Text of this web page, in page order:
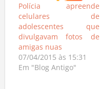
Polícia apreende
celulares de
adolescentes que
divulgavam fotos de
amigas nuas
07/04/2015 às 15:31
Em "Blog Antigo"